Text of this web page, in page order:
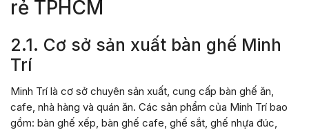
rẻ TPHCM
2.1. Cơ sở sản xuất bàn ghế Minh
Trí
Minh Trí là cơ sở chuyên sản xuất, cung cấp bàn ghế ăn,
cafe, nhà hàng và quán ăn. Các sản phẩm của Minh Trí bao
gồm: bàn ghế xếp, bàn ghế cafe, ghế sắt, ghế nhựa đúc,